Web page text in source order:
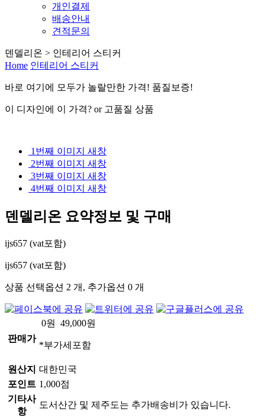
개인결제
배송안내
견적문의
덴델리온 > 인테리어 스티커
Home 인테리어 스티커
바로 여기 에 모두가 놀랄만한 가격! 품질보증!
이 디자인에 이 가격? or 고품질 상품
1번째 이미지 새창
2번째 이미지 새창
3번째 이미지 새창
4번째 이미지 새창
덴델리온 요약정보 및 구매
ijs657 (vat포함)
ijs657 (vat포함)
상품 선택옵션 2 개, 추가옵션 0 개
판매가
0원 49,000원
*부가세포함
원산지 대한민국
포인트 1,000점
기타사
항
도서산간 및 제주도는 추가배송비가 있습니다.